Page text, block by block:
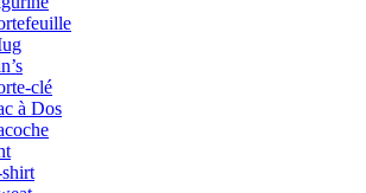
clé
à Dos